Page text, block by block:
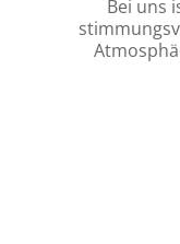
Bei uns